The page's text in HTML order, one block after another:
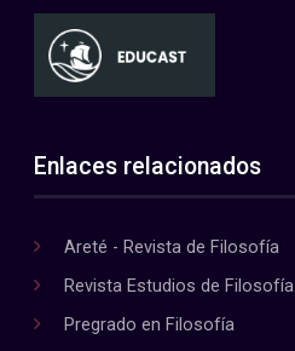
Enlaces relacionados
Areté - Revista de Filosofía
Revista Estudios de Filosofía
Pregrado en Filosofía